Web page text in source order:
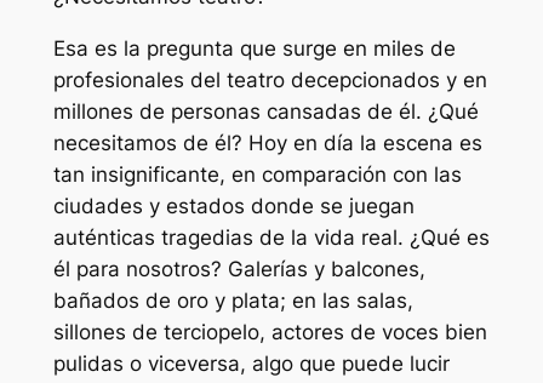
Esa es la pregunta que surge en miles de
profesionales del teatro decepcionados y en
millones de personas cansadas de él. ¿Qué
necesitamos de él? Hoy en día la escena es
tan insignificante, en comparación con las
ciudades y estados donde se juegan
auténticas tragedias de la vida real. ¿Qué es
él para nosotros? Galerías y balcones,
bañados de oro y plata; en las salas,
sillones de terciopelo, actores de voces bien
pulidas o viceversa, algo que puede lucir